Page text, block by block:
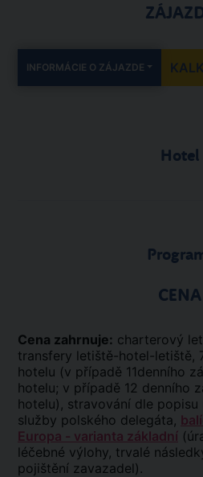
INFORMÁCIE O ZÁJAZDE
Hotel
CENA
Cena zahrnuje: charterový
transfery letiště-hotel-letiště,
hotelu (v případě 11denního
hotelu; v případě 12 denního
hotelu), stravování dle popisu
služby polského delegáta,
Europa - varianta základní
léčebné výlohy, trvalé
pojištění zavazadel).